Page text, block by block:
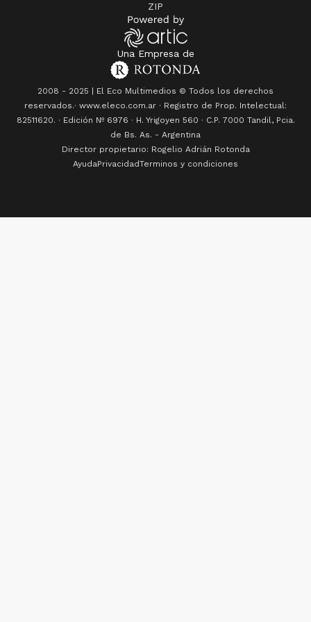
ZIP
Una Empresa de
2008 - 2025 | El Eco Multimedios © Todos los derechos
reservados.· www.eleco.com.ar · Registro de Prop. Intelectual:
82511620. · Edición Nº 6976 · H. Yrigoyen 560 · C.P. 7000 Tandil, Pcia.
de Bs. As. - Argentina
Director propietario: Rogelio Adrián Rotonda
AyudaPrivacidadTerminos y condiciones